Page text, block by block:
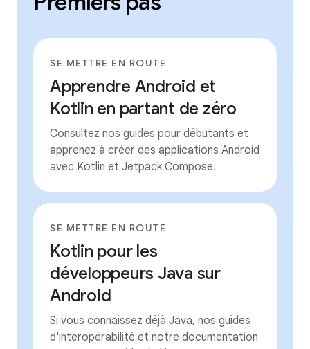
SE METTRE EN ROUTE
Apprendre Android et
Kotlin en partant de zéro
Consultez nos guides pour débutants et
apprenez à créer des applications Android
avec Kotlin et Jetpack Compose.
SE METTRE EN ROUTE
Kotlin pour les
développeurs Java sur
Android
Si vous connaissez déjà Java, nos guides
d'interopérabilité et notre documentation